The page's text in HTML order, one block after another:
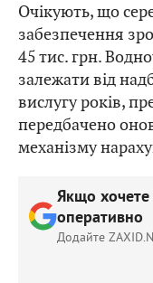
Очікують, що
забезпечення
45 тис. грн.
залежати від
вислугу років,
передбачено
механізму
Якщо хочете
оперативно
Додайте